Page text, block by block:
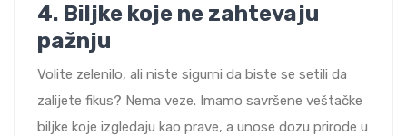
4. Biljke koje ne zahtevaju
pažnju
Volite zelenilo, ali niste sigurni da biste se setili da
zalijete fikus? Nema veze. Imamo savršene veštačke
biljke koje izgledaju kao prave, a unose dozu prirode u